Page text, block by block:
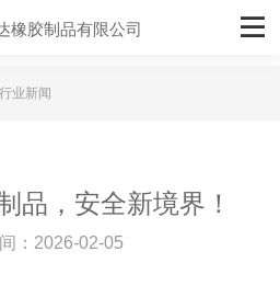
橡胶制品有限公司
业新闻
品，安全新境界！
：2026-02-05